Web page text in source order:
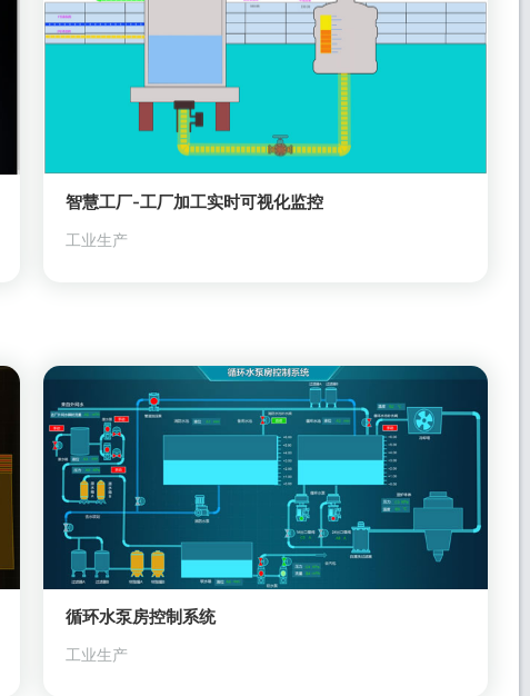
智慧工厂-工厂加工实时可视化监控
工业生产
循环水泵房控制系统
工业生产